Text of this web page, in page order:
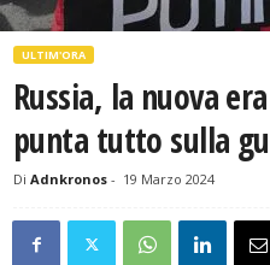
ULTIM'ORA
Russia, la nuova
punta tutto sulla
Di Adnkronos - 19 Marzo 2024